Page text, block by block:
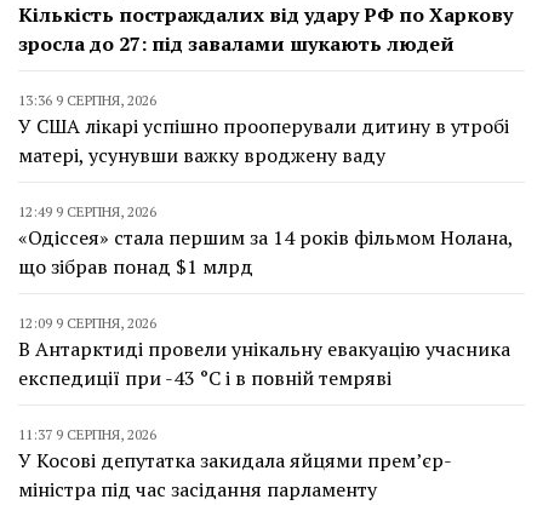
Кількість постраждалих від удару РФ по Харкову
зросла до 27: під завалами шукають людей
13:36 9 СЕРПНЯ, 2026
У США лікарі успішно прооперували дитину в утробі
матері, усунувши важку вроджену ваду
12:49 9 СЕРПНЯ, 2026
«Одіссея» стала першим за 14 років фільмом Нолана,
що зібрав понад $1 млрд
12:09 9 СЕРПНЯ, 2026
В Антарктиді провели унікальну евакуацію учасника
експедиції при -43 °C і в повній темряві
11:37 9 СЕРПНЯ, 2026
У Косові депутатка закидала яйцями прем’єр-
міністра під час засідання парламенту